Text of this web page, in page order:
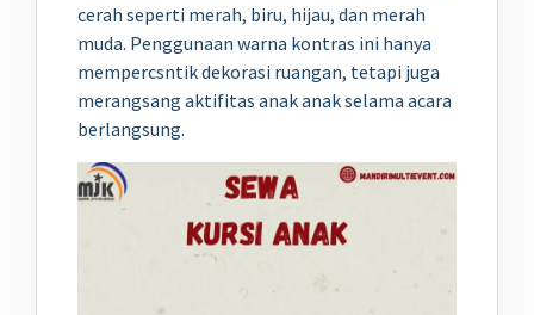
cerah seperti merah, biru, hijau, dan merah
muda. Penggunaan warna kontras ini hanya
mempercsntik dekorasi ruangan, tetapi juga
merangsang aktifitas anak anak selama acara
berlangsung.